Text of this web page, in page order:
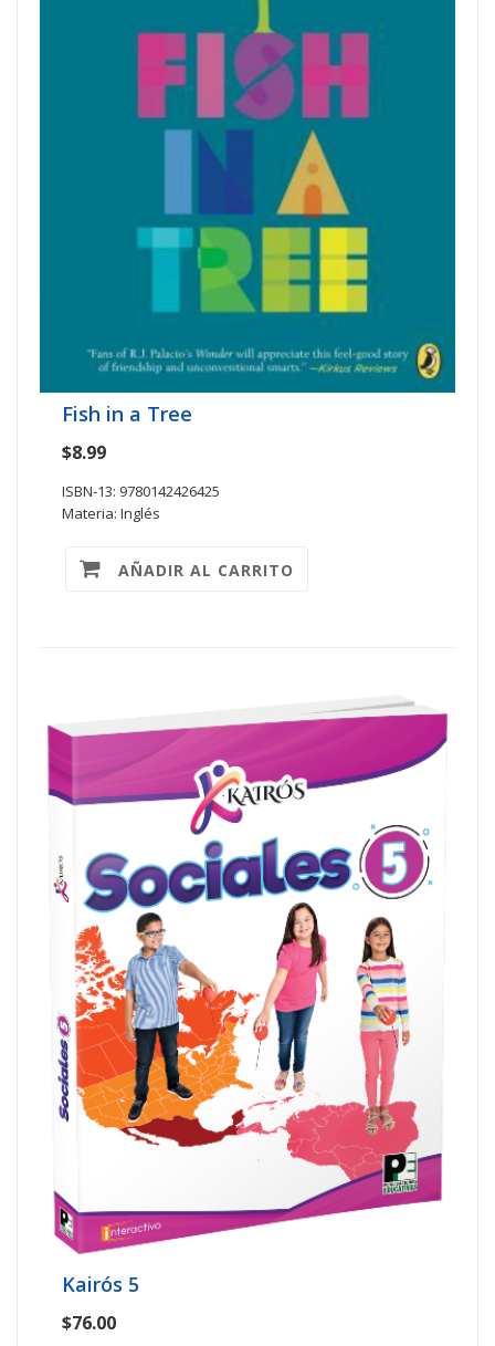
Fish in a Tree
$8.99
ISBN-13: 9780142426425
Materia: Inglés
AÑADIR AL CARRITO
Kairós 5
$76.00